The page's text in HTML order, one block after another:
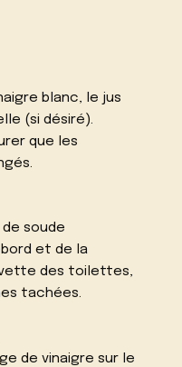
blanc, le jus
(si désiré).
que les
soude
et de la
des toilettes,
tachées.
de vinaigre sur le